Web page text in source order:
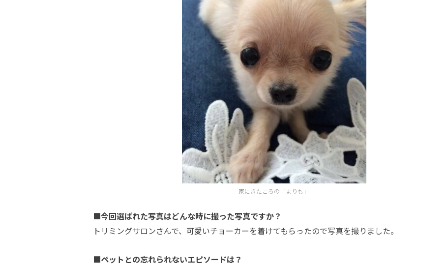
家にきたころの「まりも」
■今回選ばれた写真はどんな時に撮った写真ですか？
トリミングサロンさんで、可愛いチョーカーを着けてもらったので写真を撮りました。
■ペットとの忘れられないエピソードは？